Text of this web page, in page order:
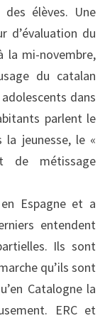
élèves. Une
d’évaluation du
la mi-novembre,
du catalan
dans
parlent le
la jeunesse, le «
métissage
Espagne et a
entendent
Ils sont
qu’ils sont
Catalogne la
ERC et